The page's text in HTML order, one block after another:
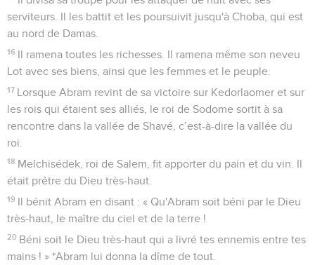
serviteurs. Il les battit et les poursuivit jusqu'à Choba, qui est
au nord de Damas.
16 Il ramena toutes les richesses. Il ramena même son neveu
Lot avec ses biens, ainsi que les femmes et le peuple.
17 Lorsque Abram revint de sa victoire sur Kedorlaomer et sur
les rois qui étaient ses alliés, le roi de Sodome sortit à sa
rencontre dans la vallée de Shavé, c’est-à-dire la vallée du
roi.
18 Melchisédek, roi de Salem, fit apporter du pain et du vin. Il
était prêtre du Dieu très-haut.
19 Il bénit Abram en disant : « Qu'Abram soit béni par le Dieu
très-haut, le maître du ciel et de la terre !
20 Béni soit le Dieu très-haut qui a livré tes ennemis entre tes
mains ! » *Abram lui donna la dîme de tout.